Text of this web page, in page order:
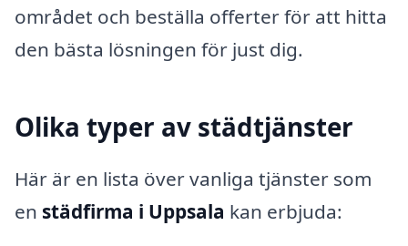
området och beställa offerter för att hitta
den bästa lösningen för just dig.
Olika typer av städtjänster
Här är en lista över vanliga tjänster som
en städfirma i Uppsala kan erbjuda: